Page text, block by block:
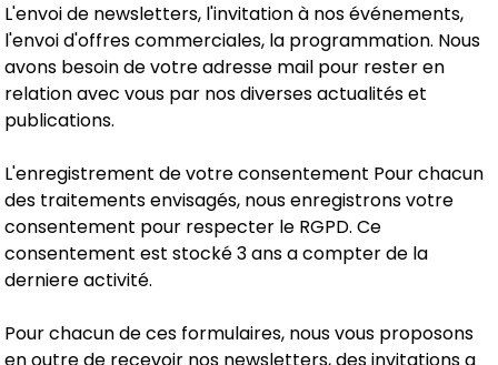
L'envoi de newsletters, l'invitation à nos événements,
l'envoi d'offres commerciales, la programmation. Nous
avons besoin de votre adresse mail pour rester en
relation avec vous par nos diverses actualités et
publications.
L'enregistrement de votre consentement Pour chacun
des traitements envisagés, nous enregistrons votre
consentement pour respecter le RGPD. Ce
consentement est stocké 3 ans a compter de la
derniere activité.
Pour chacun de ces formulaires, nous vous proposons